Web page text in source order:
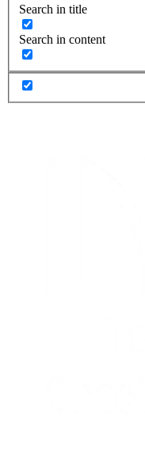
Search in title
Search in content